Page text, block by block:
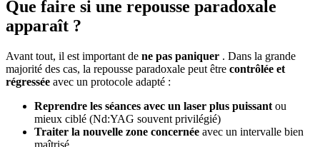
Que faire si une repousse paradoxale
apparaît ?
Avant tout, il est important de ne pas paniquer . Dans la grande
majorité des cas, la repousse paradoxale peut être contrôlée et
régressée avec un protocole adapté :
Reprendre les séances avec un laser plus puissant ou
mieux ciblé (Nd:YAG souvent privilégié)
Traiter la nouvelle zone concernée avec un intervalle bien
maîtrisé